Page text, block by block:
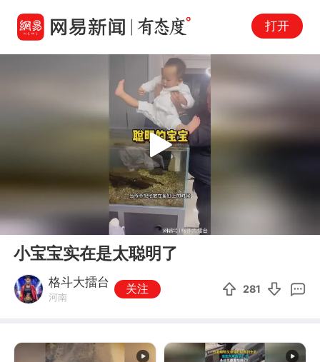
打开
00:00
Play
小宝宝实在是太聪明了
格斗大擂台
河南
关注 281